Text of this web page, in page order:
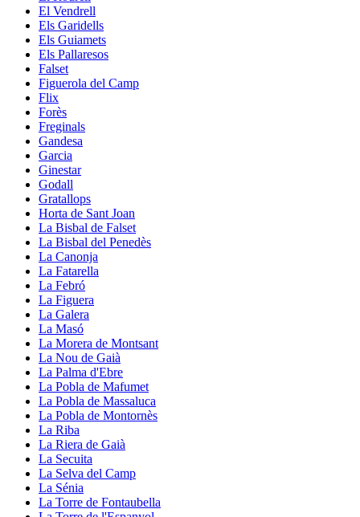
El Vendrell
Els Garidells
Els Guiamets
Els Pallaresos
Falset
Figuerola del Camp
Flix
Forès
Freginals
Gandesa
Garcia
Ginestar
Godall
Gratallops
Horta de Sant Joan
La Bisbal de Falset
La Bisbal del Penedès
La Canonja
La Fatarella
La Febró
La Figuera
La Galera
La Masó
La Morera de Montsant
La Nou de Gaià
La Palma d'Ebre
La Pobla de Mafumet
La Pobla de Massaluca
La Pobla de Montornès
La Riba
La Riera de Gaià
La Secuita
La Selva del Camp
La Sénia
La Torre de Fontaubella